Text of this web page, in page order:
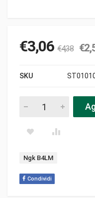
€3,06 €4,38 €
SKU
Candela b4lm ngk pezzi
Tag:
Ngk B4LM
Condividi